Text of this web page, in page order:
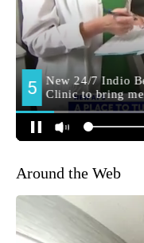
Around the Web